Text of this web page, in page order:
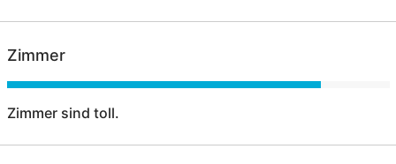
Zimmer
Zimmer sind toll.